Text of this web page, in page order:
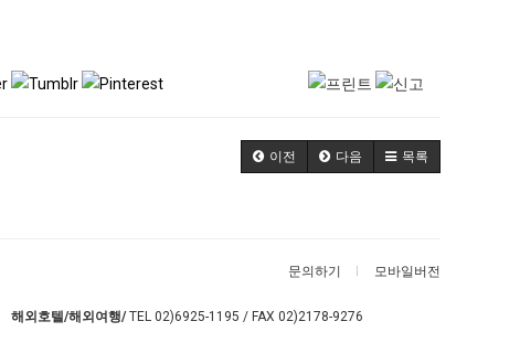
이전 다음 목록
문의하기 모바일버전
해외호텔/해외여행/TEL 02)6925-1195 / FAX 02)2178-9276